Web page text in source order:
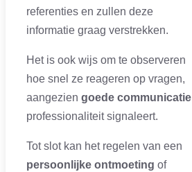
referenties en zullen deze
informatie graag verstrekken.
Het is ook wijs om te observeren
hoe snel ze reageren op vragen,
aangezien goede communicatie
professionaliteit signaleert.
Tot slot kan het regelen van een
persoonlijke ontmoeting of